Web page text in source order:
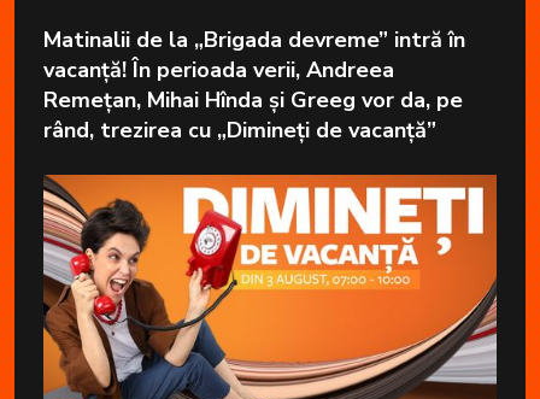
Matinalii de la „Brigada devreme” intră în
vacanță! În perioada verii, Andreea
Remețan, Mihai Hînda și Greeg vor da, pe
rând, trezirea cu „Dimineți de vacanță”